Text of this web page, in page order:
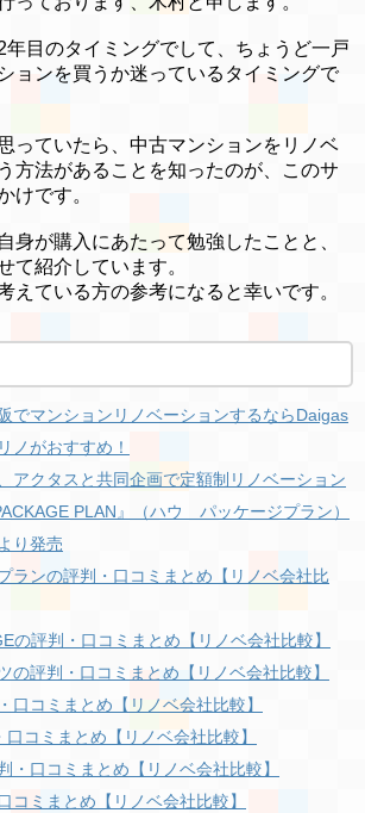
目のタイミングでして、ちょうど一戸
ョンを買うか迷っているタイミングで
っていたら、中古マンションをリノベ
方法があることを知ったのが、このサ
けです。
身が購入にあたって勉強したことと、
て紹介しています。
えている方の参考になると幸いです。
でマンションリノベーションするならDaigas
ノがおすすめ！
アクタスと共同企画で定額制リノベーション
PLAN』（ハウ パッケージプラン）
り発売
ランの評判・口コミまとめ【リノベ会社比
の評判・口コミまとめ【リノベ会社比較】
の評判・口コミまとめ【リノベ会社比較】
口コミまとめ【リノベ会社比較】
コミまとめ【リノベ会社比較】
・口コミまとめ【リノベ会社比較】
コミまとめ【リノベ会社比較】